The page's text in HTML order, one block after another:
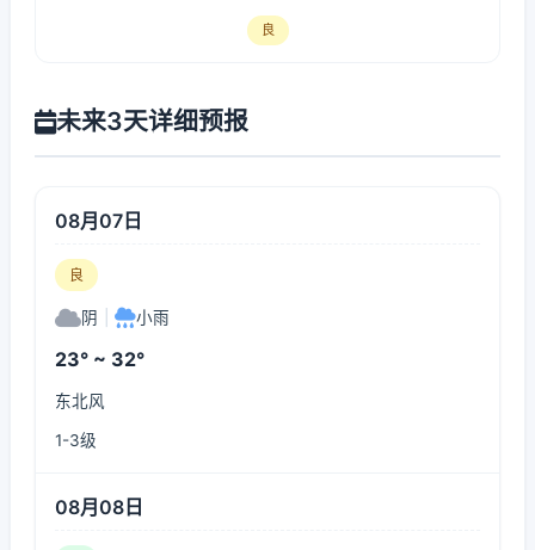
良
未来3天详细预报
08月07日
良
阴 小雨
23° ~ 32°
东北风
1-3级
08月08日